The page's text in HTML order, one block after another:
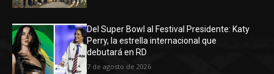
Del Super Bowl al Festival Presidente: Katy
Perry, la estrella internacional que
debutará en RD
7 de agosto de 2026